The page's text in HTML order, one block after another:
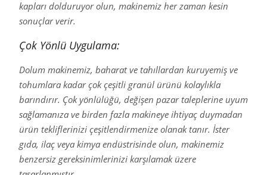
kapları dolduruyor olun, makinemiz her zaman kesin
sonuçlar verir.
Çok Yönlü Uygulama:
Dolum makinemiz, baharat ve tahıllardan kuruyemiş ve
tohumlara kadar çok çeşitli granül ürünü kolaylıkla
barındırır. Çok yönlülüğü, değişen pazar taleplerine uyum
sağlamanıza ve birden fazla makineye ihtiyaç duymadan
ürün tekliflerinizi çeşitlendirmenize olanak tanır. İster
gıda, ilaç veya kimya endüstrisinde olun, makinemiz
benzersiz gereksinimlerinizi karşılamak üzere